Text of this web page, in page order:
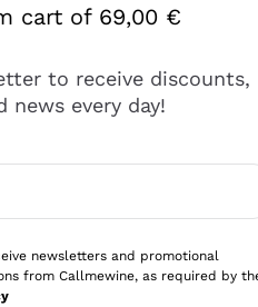
range di prezzo. Le
cart of 69,00 €
to receive discounts,
news every day!
newsletters and promotional
from Callmewine, as required by